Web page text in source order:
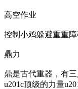
高空作业
控制小鸡躲避重重
鼎力
鼎是古代重器，有
u201c顶级的力量